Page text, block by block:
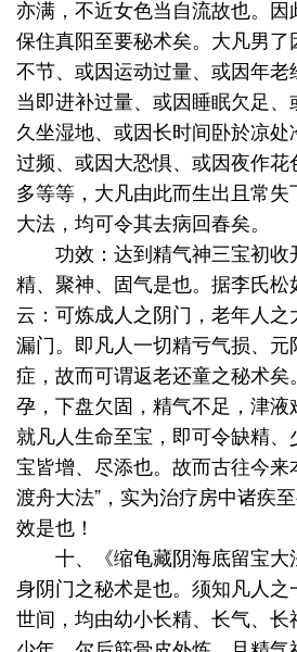
亦满，不近女色当自流故也。因
保住真阳至要秘术矣。大凡男
不节、或因运动过量、或因年
当即进补过量、或因睡眠欠足
久坐湿地、或因长时间卧於凉
过频、或因大恐惧、或因夜作
多等等，大凡由此而生出且常
大法，均可令其去病回春矣。
功效：达到精气神三宝初收
精、聚神、固气是也。据李氏
云：可炼成人之阴门，老年人
漏门。即凡人一切精亏气损、
症，故而可谓返老还童之秘术
孕，下盘欠固，精气不足，津
就凡人生命至宝，即可令缺精
宝皆增、尽添也。故而古往今来
渡舟大法”，实为治疗房中诸疾
效是也！
十、《缩龟藏阴海底留宝大
身阴门之秘术是也。须知凡人
世间，均由幼小长精、长气、